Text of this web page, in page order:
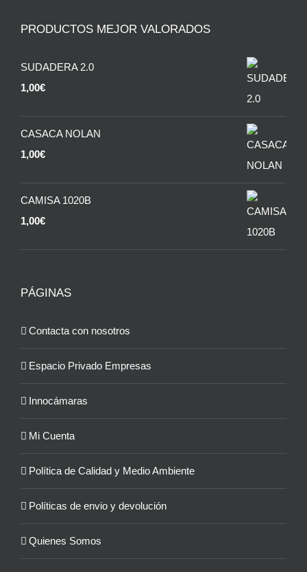
PRODUCTOS MEJOR VALORADOS
SUDADERA 2.0
1,00€
CASACA NOLAN
1,00€
CAMISA 1020B
1,00€
PÁGINAS
Contacta con nosotros
Espacio Privado Empresas
Innocámaras
Mi Cuenta
Política de Calidad y Medio Ambiente
Políticas de envio y devolución
Quienes Somos